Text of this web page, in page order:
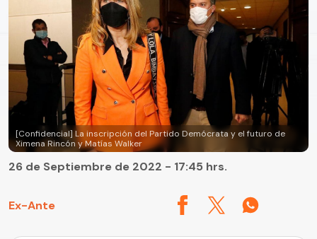
[Confidencial] La inscripción del Partido Demócrata y el futuro de
Ximena Rincón y Matías Walker
Ex-Ante
26 de Septiembre de 2022 - 17:45 hrs.